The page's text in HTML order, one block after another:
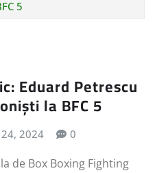
5
Eduard Petrescu
la BFC 5
2024 0
de Box Boxing Fighting